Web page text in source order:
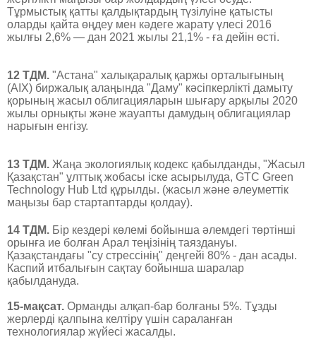
Тұрмыстық қатты қалдықтардың түзілуіне қатысты
оларды қайта өңдеу мен кәдеге жарату үлесі 2016
жылғы 2,6% — дан 2021 жылы 21,1% - ға дейін өсті.
12 ТДМ. "Астана" халықаралық қаржы орталығының
(AIX) биржалық алаңында "Даму" кәсіпкерлікті дамыту
қорының жасыл облигацияларын шығару арқылы 2020
жылы орнықты және жауапты дамудың облигациялар
нарығын енгізу.
13 ТДМ. Жаңа экологиялық кодекс қабылданды, "Жасыл
Қазақстан" ұлттық жобасы іске асырылуда, GTC Green
Technology Hub Ltd құрылды. (жасыл және әлеуметтік
маңызы бар стартаптарды қолдау).
14 ТДМ. Бір кездері көлемі бойынша әлемдегі төртінші
орынға ие болған Арал теңізінің таяздануы.
Қазақстандағы "су стрессінің" деңгейі 80% - дан асады.
Каспий итбалығын сақтау бойынша шаралар
қабылдануда.
15-мақсат. Орманды алқап-бар болғаны 5%. Тұзды
жерлерді қалпына келтіру үшін сараланған
технологиялар жүйесі жасалды.